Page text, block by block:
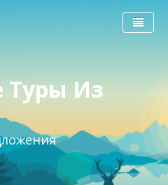
Туры Из